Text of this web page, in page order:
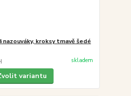
nazouváky, kroksy tmavě šedé
skladem
variantu